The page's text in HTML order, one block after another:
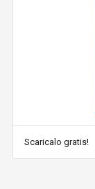
Scaricalo gratis!